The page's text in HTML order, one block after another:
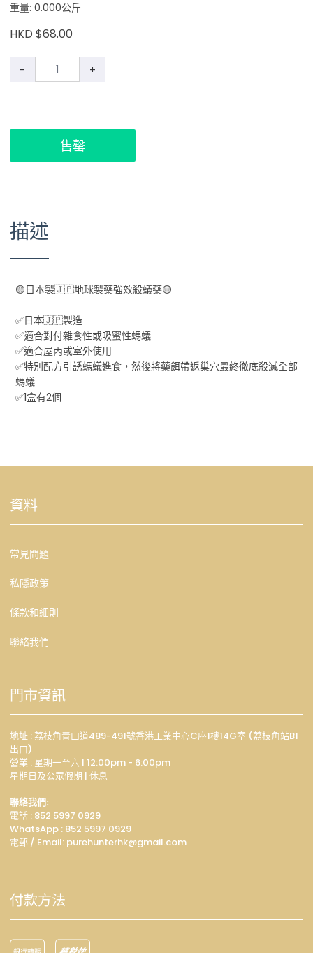
重量: 0.000公斤
HKD $68.00
- +
售罄
描述
🟡日本製🇯🇵地球製藥強效殺蟻藥🟡
⁣✅日本🇯🇵製造
✅適合對付雜食性或吸蜜性螞蟻
✅適合屋內或室外使用
✅特別配方引誘螞蟻進食，然後將藥餌帶返巢穴最終徹底殺滅全部
螞蟻
✅1盒有2個
資料
常見問題
私隱政策
條款和細則
聯絡我們
門市資訊
地址 : 荔枝角青山道489-491號香港工業中心C座1樓14G室 (荔枝角站B1
出口)
營業 : 星期一至六 | 12:00pm - 6:00pm
星期日及公眾假期 | 休息
聯絡我們:
電話 : 852 5997 0929
WhatsApp : 852 5997 0929
電郵 / Email: purehunterhk@gmail.com
付款方法